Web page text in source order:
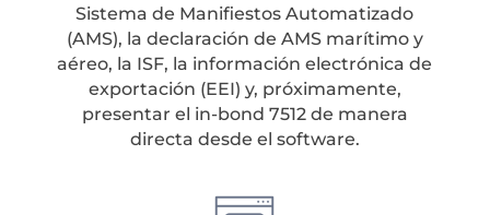
Sistema de Manifiestos Automatizado
(AMS), la declaración de AMS marítimo y
aéreo, la ISF, la información electrónica de
exportación (EEI) y, próximamente,
presentar el in-bond 7512 de manera
directa desde el software.